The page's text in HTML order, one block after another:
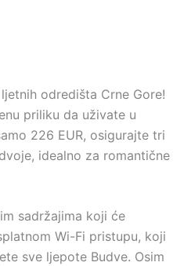
odredišta Crne Gore!
priliku da uživate u
226 EUR, osigurajte tri
idealno za romantične
sadržajima koji će
Wi-Fi pristupu, koji
sve ljepote Budve. Osim